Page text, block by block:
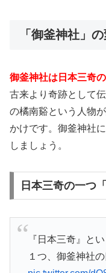
「御釜神社」
御釜神社は日本三奇
古来より奇跡として
の橘南谿という人物
かけです。御釜神社
しましょう。
日本三奇の一つ
『日本三奇』と
１つ、御釜神社の